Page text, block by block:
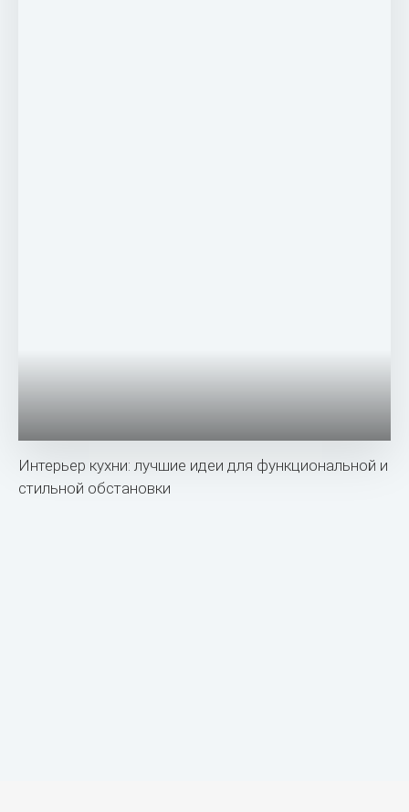
Интерьер кухни: лучшие идеи для функциональной и
стильной обстановки